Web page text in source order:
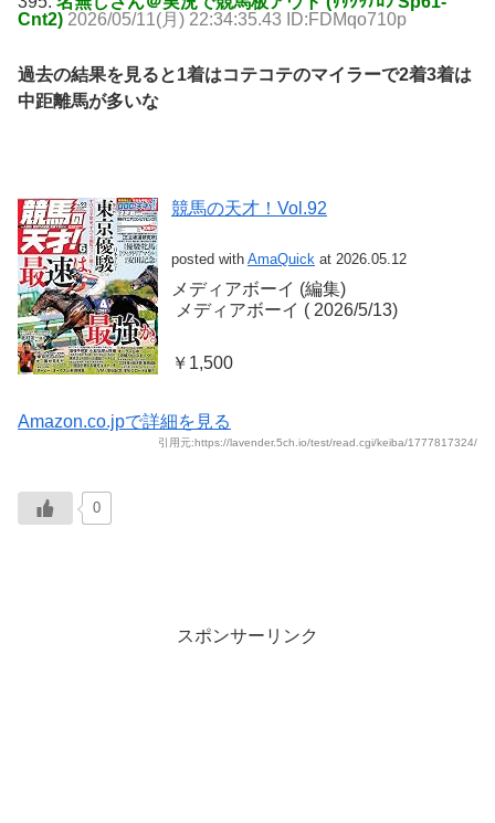
Cnt2) 2026/05/11(月) 22:34:35.43 ID:FDMqo710p
過去の結果を見ると1着はコテコテのマイラーで2着3着は
中距離馬が多いな
競馬の天才！Vol.92
posted with AmaQuick at 2026.05.12
メディアボーイ (編集)
‎ メディアボーイ (‎ 2026/5/13)
￥1,500
Amazon.co.jpで詳細を見る
引用元:https://lavender.5ch.io/test/read.cgi/keiba/1777817324/
0
スポンサーリンク